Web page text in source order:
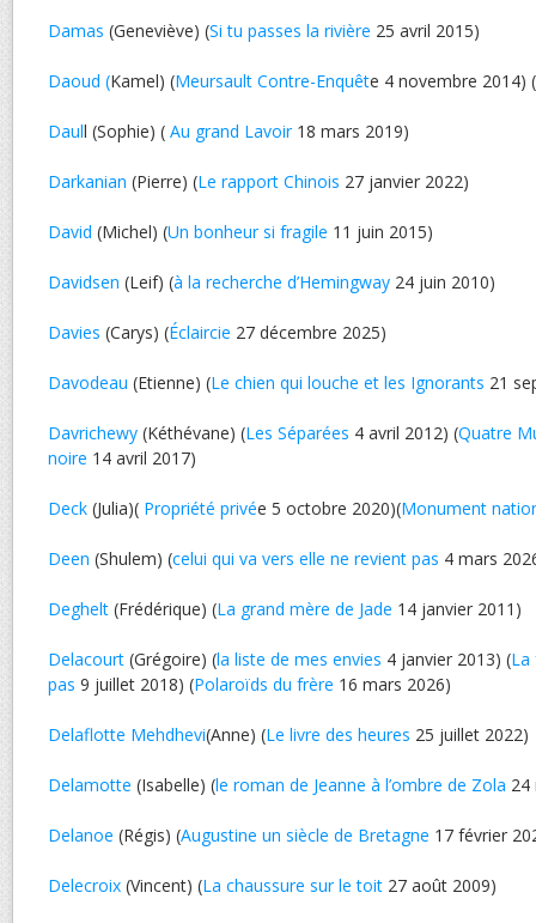
Damas (Geneviève) (Si tu passes la rivière 25 avril 2015)
Daoud (Kamel) (Meursault Contre-Enquête 4 novembre 2014) (
Daull (Sophie) ( Au grand Lavoir18 mars 2019)
Darkanian (Pierre) (Le rapport Chinois 27 janvier 2022)
David (Michel) (Un bonheur si fragile 11 juin 2015)
Davidsen (Leif) (à la recherche d’Hemingway 24 juin 2010)
Davies (Carys) (Éclaircie 27 décembre 2025)
Davodeau (Etienne) (Le chien qui louche et les Ignorants 21
Davrichewy (Kéthévane) (Les Séparées 4 avril 2012) (Quatre
noire 14 avril 2017)
Deck (Julia)( Propriété privée 5 octobre 2020)(Monument
Deen (Shulem) (celui qui va vers elle ne revient pas 4 mars
Deghelt (Frédérique) (La grand mère de Jade 14 janvier 2011)
Delacourt (Grégoire) (la liste de mes envies 4 janvier 2013) (La
pas 9 juillet 2018) (Polaroïds du frère 16 mars 2026)
Delaflotte Mehdhevi(Anne) (Le livre des heures 25 juillet 2022)
Delamotte (Isabelle) (le roman de Jeanne à l’ombre de Zola 24
Delanoe (Régis) (Augustine un siècle de Bretagne 17 février
Delecroix (Vincent) (La chaussure sur le toit 27 août 2009)